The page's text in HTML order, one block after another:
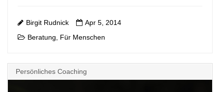
Birgit Rudnick
Apr 5, 2014
Beratung
Für Menschen
Persönliches Coaching